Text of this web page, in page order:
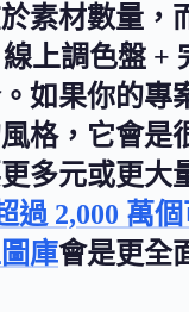
素材數量，
上調色盤 +
如果你的專
格，它會是
多元或更大
過 2,000 萬
庫會是更全